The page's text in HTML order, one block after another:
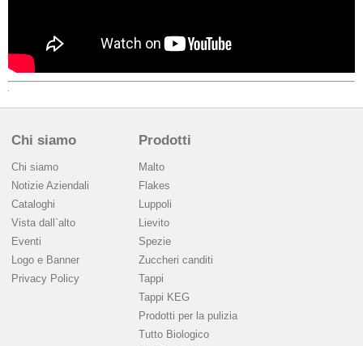
Chi siamo
Chi siamo
Notizie Aziendali
Cataloghi
Vista dall`alto
Eventi
Logo e Banner
Privacy Policy
Prodotti
Malto
Flakes
Luppoli
Lievito
Spezie
Zuccheri canditi
Tappi
Tappi KEG
Prodotti per la pulizia
Tutto Biologico